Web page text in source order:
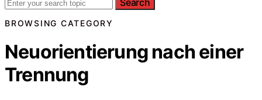
BROWSING CATEGORY
Neuorientierung nach einer
Trennung